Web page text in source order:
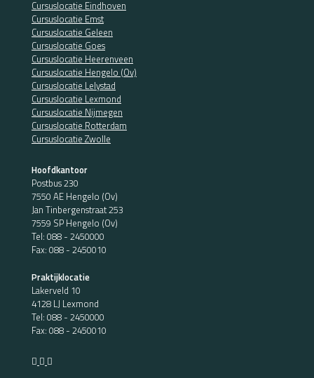
Cursuslocatie Eindhoven
Cursuslocatie Emst
Cursuslocatie Geleen
Cursuslocatie Goes
Cursuslocatie Heerenveen
Cursuslocatie Hengelo (Ov)
Cursuslocatie Lelystad
Cursuslocatie Lexmond
Cursuslocatie Nijmegen
Cursuslocatie Rotterdam
Cursuslocatie Zwolle
Hoofdkantoor
Postbus 230
7550 AE Hengelo (Ov)
Jan Tinbergenstraat 253
7559 SP Hengelo (Ov)
Tel: 088 - 2450000
Fax: 088 - 2450010
Praktijklocatie
Lakerveld 10
4128 LJ Lexmond
Tel: 088 - 2450000
Fax: 088 - 2450010